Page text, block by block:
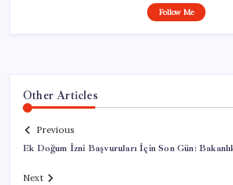
Follow Me
Other Articles
Previous
Ek Doğum İzni Başvuruları İçin Son Gün:
Next